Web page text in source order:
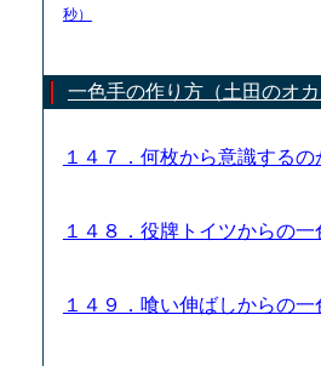
秒）
一色手の作り方（土田のオカ
１４７．何枚から意識する
１４８．役牌トイツからの
１４９．喰い伸ばしからの